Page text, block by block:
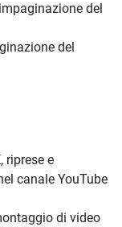
del
del
, riprese e
canale YouTube
di video